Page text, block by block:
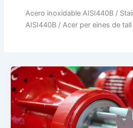
Acero inoxidable AISI440B /
AISI440B / Acer per eines de